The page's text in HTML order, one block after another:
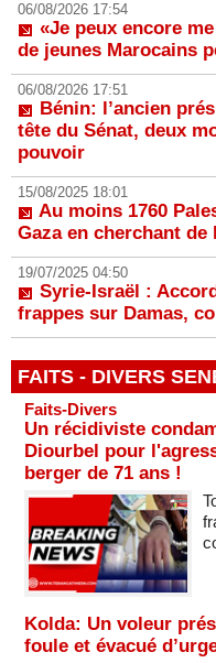
06/08/2026 17:54
«Je peux encore
de jeunes Marocains
06/08/2026 17:51
Bénin: l’ancien
tête du Sénat, deux
pouvoir
15/08/2025 18:01
Au moins 1760
Gaza en cherchant de
19/07/2025 04:50
Syrie-Israël :
frappes sur Damas,
FAITS - DIVERS
Faits-Divers
Un récidiviste
Diourbel pour
berger de 71 ans !
Kolda: Un voleur
foule et évacué